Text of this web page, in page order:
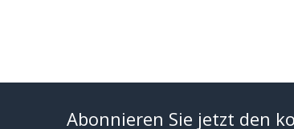
Abonnieren Sie jetzt den